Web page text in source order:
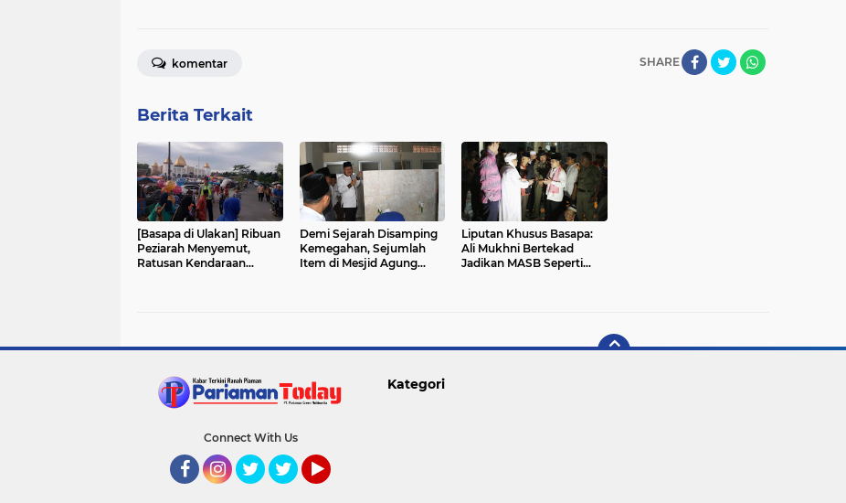
SHARE
komentar
Berita Terkait
[Basapa di Ulakan] Ribuan
Peziarah Menyemut,
Ratusan Kendaraan
Demi Sejarah Disamping
Kemegahan, Sejumlah
Item di Mesjid Agung
Liputan Khusus Basapa:
Ali Mukhni Bertekad
Jadikan MASB Seperti
Connect With Us
Kategori